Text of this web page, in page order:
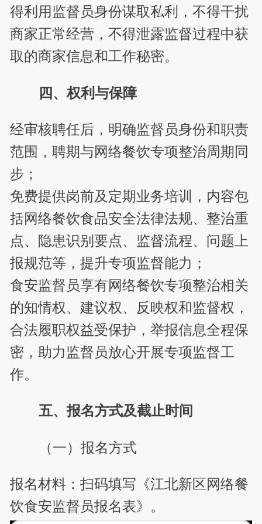
得利用监督员身份谋取私利，不得干扰
商家正常经营，不得泄露监督过程中获
取的商家信息和工作秘密。
四、权利与保障
经审核聘任后，明确监督员身份和职责
范围，聘期与网络餐饮专项整治周期同
步；
免费提供岗前及定期业务培训，内容包
括网络餐饮食品安全法律法规、整治重
点、隐患识别要点、监督流程、问题上
报规范等，提升专项监督能力；
食安监督员享有网络餐饮专项整治相关
的知情权、建议权、反映权和监督权，
合法履职权益受保护，举报信息全程保
密，助力监督员放心开展专项监督工
作。
五、报名方式及截止时间
（一）报名方式
报名材料：扫码填写《江北新区网络餐
饮食安监督员报名表》。